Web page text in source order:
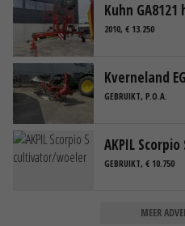
Kuhn
2010, € 13.250
Kverneland
GEBRUIKT, P.O.A.
AKPIL
GEBRUIKT, € 10.750
MEER